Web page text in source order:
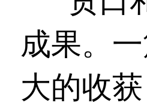
成果。
大的收获